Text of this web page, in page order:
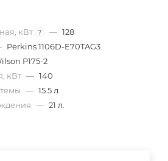
кВт ? — 128
Perkins 1106D-E70TAG3
P175-2
кВт — 140
— 15.5 л.
— 21 л.